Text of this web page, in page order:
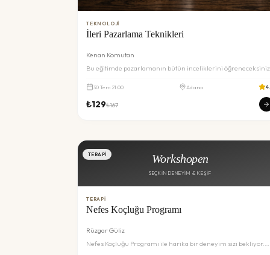
TEKNOLOJI
İleri Pazarlama Teknikleri
Kenan Komutan
Bu eğitimde pazarlamanın bütün inceliklerini öğreneceksiniz
30Tem 21:00 Adana
₺129₺167
Workshopen
SEÇKIN DENEYIM & KEŞIF
TERAPI
TERAPI
Nefes Koçluğu Programı
Rüzgar Güliz
Nefes Koçluğu Programı ile harika bir deneyim sizi bekliyor.